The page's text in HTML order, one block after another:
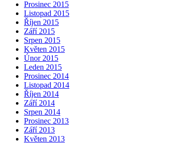
Prosinec 2015
Listopad 2015
Říjen 2015
Září 2015
Srpen 2015
Květen 2015
Únor 2015
Leden 2015
Prosinec 2014
Listopad 2014
Říjen 2014
Září 2014
Srpen 2014
Prosinec 2013
Září 2013
Květen 2013